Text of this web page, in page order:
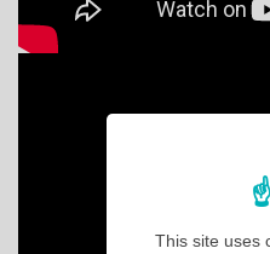
This site uses